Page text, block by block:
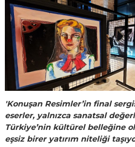
'Konuşan Resimler’in final
eserler, yalnızca sanatsal
Türkiye’nin kültürel belleğine
eşsiz birer yatırım niteliği